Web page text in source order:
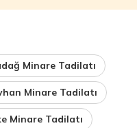
Minare Tadilatı
Minare Tadilatı
Minare Tadilatı